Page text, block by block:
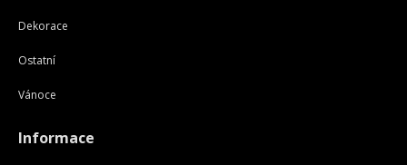
Dekorace
Ostatní
Vánoce
Informace